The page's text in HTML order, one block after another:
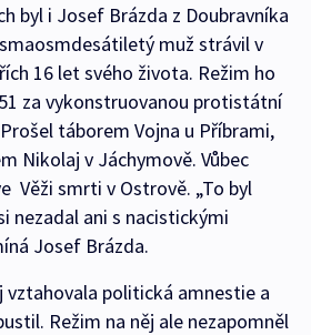
byl i Josef Brázda z Doubravníka
muž strávil v
16 let svého života. Režim ho
za vykonstruovanou protistátní
táborem Vojna u Příbrami,
Nikolaj v Jáchymově. Vůbec
Věži smrti v Ostrově. „To byl
nezadal ani s nacistickými
Josef Brázda.
vztahovala politická amnestie a
Režim na něj ale nezapomněl